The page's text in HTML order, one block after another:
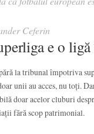
Ceferin
e o
la tribunal împotriva
unii au acces, nu toți.
doar acelor cluburi
fără scop patrimonial.